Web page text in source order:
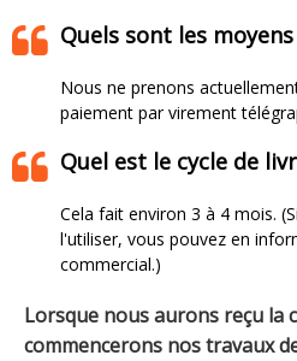
Quels sont les
Nous ne prenons
paiement par virement
Quel est le cycle de
Cela fait environ 3 à 4 mois.
l'utiliser, vous pouvez en
commercial.)
Lorsque nous aurons reçu la
commencerons nos travaux